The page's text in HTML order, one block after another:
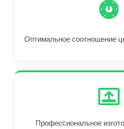
Оптимальное соотношение
Профессиональное